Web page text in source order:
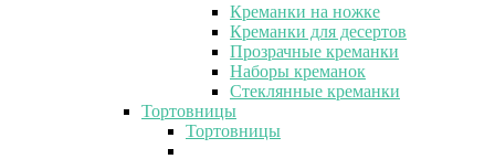
Креманки на ножке
Креманки для десертов
Прозрачные креманки
Наборы креманок
Стеклянные креманки
Тортовницы
Тортовницы